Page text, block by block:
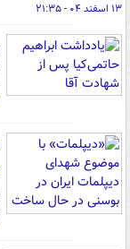
۱۳ اسفند ۰۴ - ۲۱:۳۵